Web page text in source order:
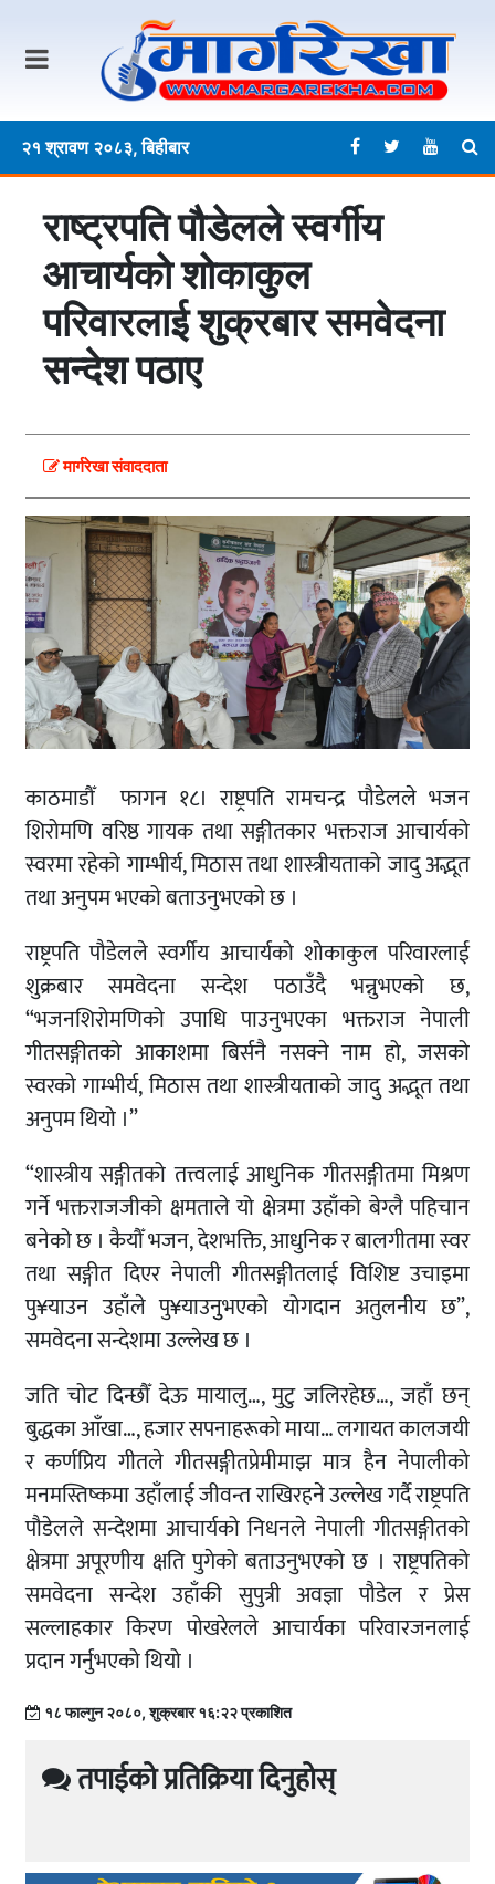
२१ श्रावण २०८३, बिहीबार
राष्ट्रपति पौडेलले स्वर्गीय
आचार्यको शोकाकुल
परिवारलाई शुक्रबार समवेदना
सन्देश पठाए
मार्गरेखा संवाददाता
काठमाडौँ फागन १८। राष्ट्रपति रामचन्द्र पौडेलले भजन
शिरोमणि वरिष्ठ गायक तथा सङ्गीतकार भक्तराज आचार्यको
स्वरमा रहेको गाम्भीर्य, मिठास तथा शास्त्रीयताको जादु अद्भूत
तथा अनुपम भएको बताउनुभएको छ ।
राष्ट्रपति पौडेलले स्वर्गीय आचार्यको शोकाकुल परिवारलाई
शुक्रबार समवेदना सन्देश पठाउँदै भन्नुभएको छ,
“भजनशिरोमणिको उपाधि पाउनुभएका भक्तराज नेपाली
गीतसङ्गीतको आकाशमा बिर्सनै नसक्ने नाम हो, जसको
स्वरको गाम्भीर्य, मिठास तथा शास्त्रीयताको जादु अद्भूत तथा
अनुपम थियो ।”
“शास्त्रीय सङ्गीतको तत्त्वलाई आधुनिक गीतसङ्गीतमा मिश्रण
गर्ने भक्तराजजीको क्षमताले यो क्षेत्रमा उहाँको बेग्लै पहिचान
बनेको छ । कैयौँ भजन, देशभक्ति, आधुनिक र बालगीतमा स्वर
तथा सङ्गीत दिएर नेपाली गीतसङ्गीतलाई विशिष्ट उचाइमा
पु¥याउन उहाँले पु¥याउनुुभएको योगदान अतुलनीय छ”,
समवेदना सन्देशमा उल्लेख छ ।
जति चोट दिन्छौँ देऊ मायालु…, मुटु जलिरहेछ…, जहाँ छन्
बुद्धका आँखा…, हजार सपनाहरूको माया… लगायत कालजयी
र कर्णप्रिय गीतले गीतसङ्गीतप्रेमीमाझ मात्र हैन नेपालीको
मनमस्तिष्कमा उहाँलाई जीवन्त राखिरहने उल्लेख गर्दै राष्ट्रपति
पौडेलले सन्देशमा आचार्यको निधनले नेपाली गीतसङ्गीतको
क्षेत्रमा अपूरणीय क्षति पुगेको बताउनुभएको छ । राष्ट्रपतिको
समवेदना सन्देश उहाँकी सुपुत्री अवज्ञा पौडेल र प्रेस
सल्लाहकार किरण पोखरेलले आचार्यका परिवारजनलाई
प्रदान गर्नुभएको थियो ।
१८ फाल्गुन २०८०, शुक्रबार १६:२२ प्रकाशित
तपाईको प्रतिक्रिया दिनुहोस्